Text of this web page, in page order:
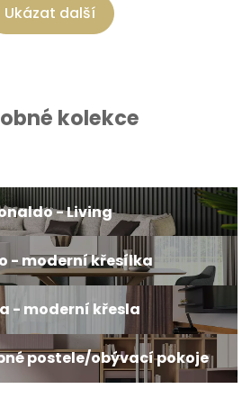
Ukázat další
kolekce
- Living
- moderní křesílka
- moderní křesla
postele/obývací pokoje